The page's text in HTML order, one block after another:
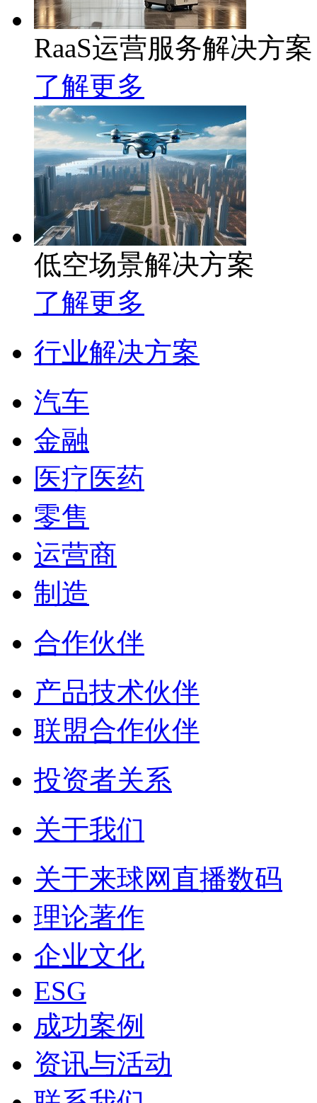
RaaS运营服务解决方案
了解更多
低空场景解决方案
了解更多
行业解决方案
汽车
金融
医疗医药
零售
运营商
制造
合作伙伴
产品技术伙伴
联盟合作伙伴
投资者关系
关于我们
关于来球网直播数码
理论著作
企业文化
ESG
成功案例
资讯与活动